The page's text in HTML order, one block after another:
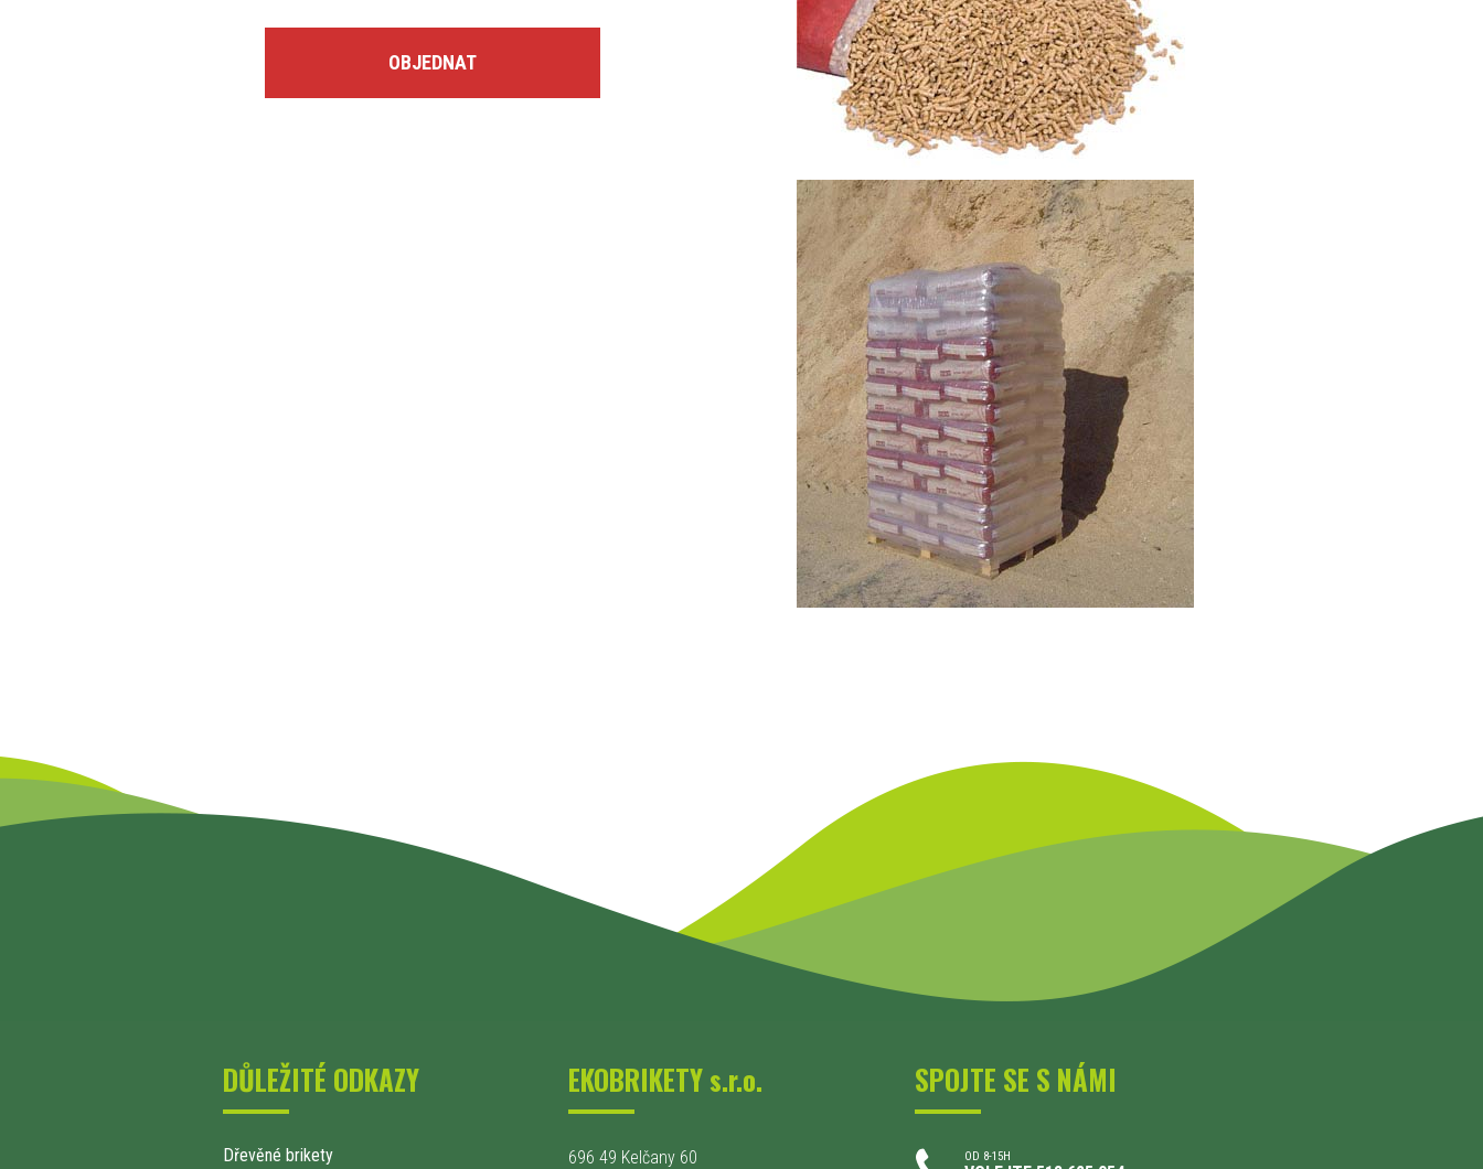
OBJEDNAT
DŮLEŽITÉ ODKAZY
Dřevěné brikety
EKOBRIKETY s.r.o.
696 49 Kelčany 60
SPOJTE SE S NÁMI
OD 8-15H